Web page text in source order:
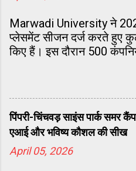
Marwadi University ने
प्लेसमेंट सीजन दर्ज करते हुए
किए हैं। इस दौरान 500
रहीं। यह आंकड़े प्लेसमेंट की
पिंपरी-चिंचवड़ साइंस पार्क समर
एआई और भविष्य कौशल की सीख
April 05, 2026